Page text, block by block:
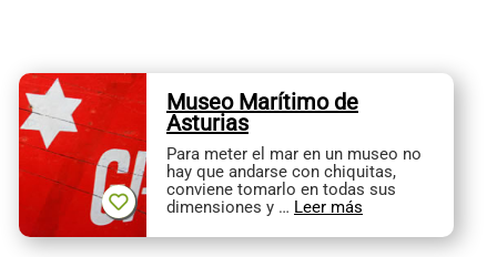
Museo Marítimo de
Asturias
Para meter el mar en un museo no
hay que andarse con chiquitas,
conviene tomarlo en todas sus
dimensiones y … Leer más